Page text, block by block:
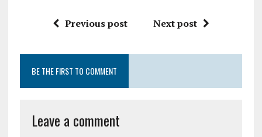
Previous post Next post
BE THE FIRST TO COMMENT
Leave a comment